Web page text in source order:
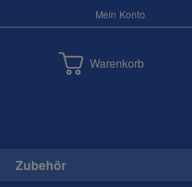
Mein Konto
Warenkorb
Zubehör